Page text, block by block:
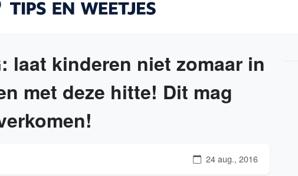
laat kinderen niet zomaar in
met deze hitte! Dit mag
24 aug., 2016